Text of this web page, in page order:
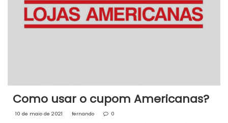
Como usar o cupom Americanas?
10 de maio de 2021 fernando 0